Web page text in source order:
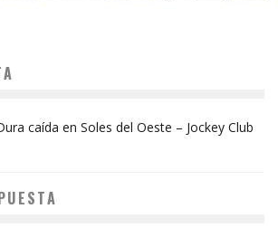
caída en Soles del Oeste – Jockey Club